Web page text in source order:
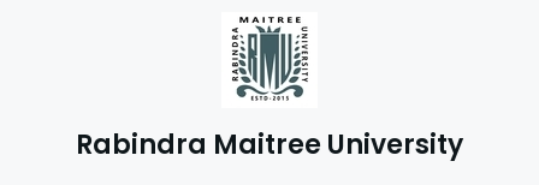
Rabindra Maitree University